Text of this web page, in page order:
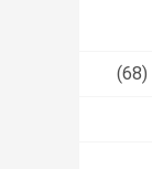
(68)